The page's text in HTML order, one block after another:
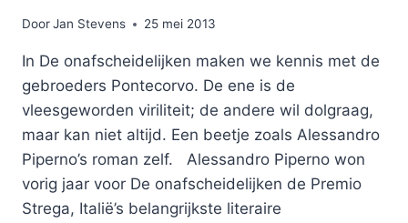
DoorJan Stevens 25 mei 2013
In De onafscheidelijken maken we kennis met de
gebroeders Pontecorvo. De ene is de
vleesgeworden viriliteit; de andere wil dolgraag,
maar kan niet altijd. Een beetje zoals Alessandro
Piperno’s roman zelf. Alessandro Piperno won
vorig jaar voor De onafscheidelijken de Premio
Strega, Italië’s belangrijkste literaire